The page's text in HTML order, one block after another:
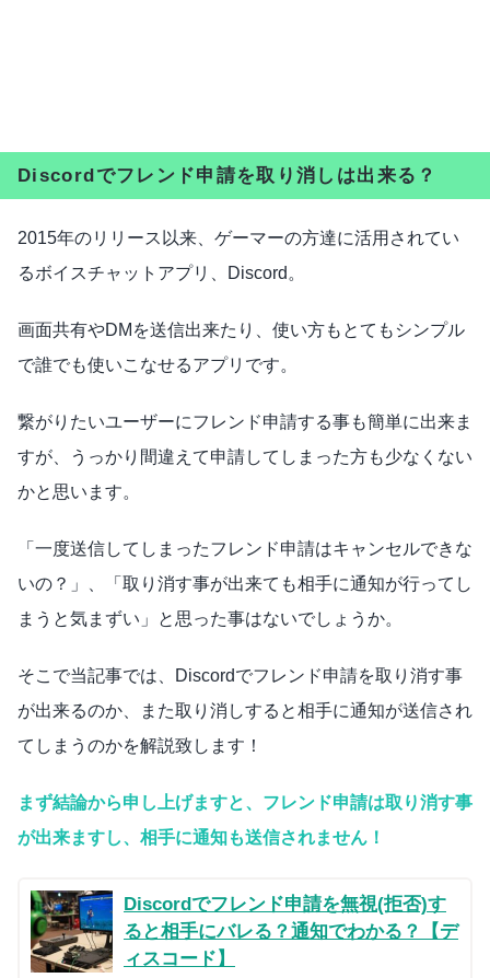
Discordでフレンド申請を取り消しは出来る？
2015年のリリース以来、ゲーマーの方達に活用されてい
るボイスチャットアプリ、Discord。
画面共有やDMを送信出来たり、使い方もとてもシンプル
で誰でも使いこなせるアプリです。
繋がりたいユーザーにフレンド申請する事も簡単に出来ま
すが、うっかり間違えて申請してしまった方も少なくない
かと思います。
「一度送信してしまったフレンド申請はキャンセルできな
いの？」、「取り消す事が出来ても相手に通知が行ってし
まうと気まずい」と思った事はないでしょうか。
そこで当記事では、Discordでフレンド申請を取り消す事
が出来るのか、また取り消しすると相手に通知が送信され
てしまうのかを解説致します！
まず結論から申し上げますと、フレンド申請は取り消す事
が出来ますし、相手に通知も送信されません！
Discordでフレンド申請を無視(拒否)す
ると相手にバレる？通知でわかる？【デ
ィスコード】